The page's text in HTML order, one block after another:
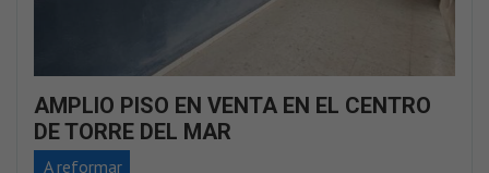
AMPLIO PISO EN VENTA EN EL CENTRO
DE TORRE DEL MAR
A reformar